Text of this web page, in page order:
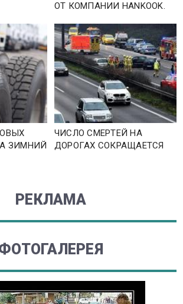
ОТ КОМПАНИИ HANKOOK.
ЗИМНИЙ
ЧИСЛО СМЕРТЕЙ НА
ДОРОГАХ СОКРАЩАЕТСЯ
РЕКЛАМА